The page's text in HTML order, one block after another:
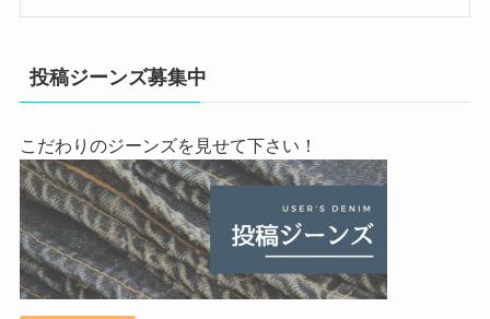
投稿ジーンズ募集中
こだわりのジーンズを見せて下さい！